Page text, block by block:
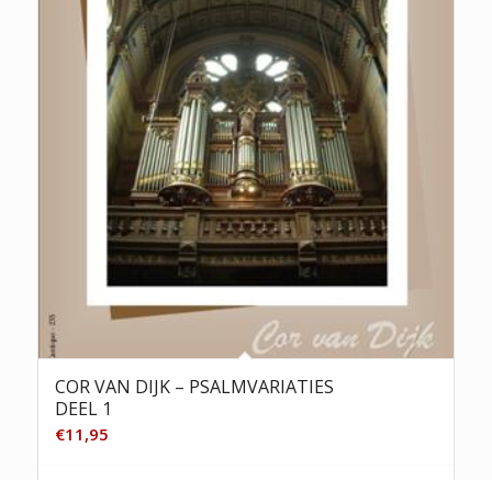
COR VAN DIJK – PSALMVARIATIES
DEEL 1
€11,95